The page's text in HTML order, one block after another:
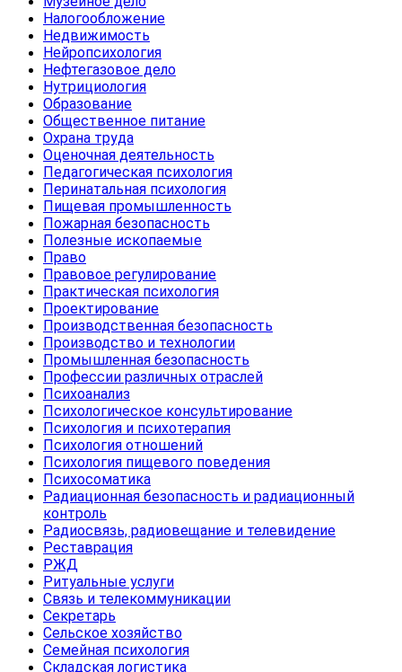
Налогообложение
Недвижимость
Нейропсихология
Нефтегазовое дело
Нутрициология
Образование
Общественное питание
Охрана труда
Оценочная деятельность
Педагогическая психология
Перинатальная психология
Пищевая промышленность
Пожарная безопасность
Полезные ископаемые
Право
Правовое регулирование
Практическая психология
Проектирование
Производственная безопасность
Производство и технологии
Промышленная безопасность
Профессии различных отраслей
Психоанализ
Психологическое консультирование
Психология и психотерапия
Психология отношений
Психология пищевого поведения
Психосоматика
Радиационная безопасность и радиационный
контроль
Радиосвязь, радиовещание и телевидение
Реставрация
РЖД
Ритуальные услуги
Связь и телекоммуникации
Секретарь
Сельское хозяйство
Семейная психология
Складская логистика